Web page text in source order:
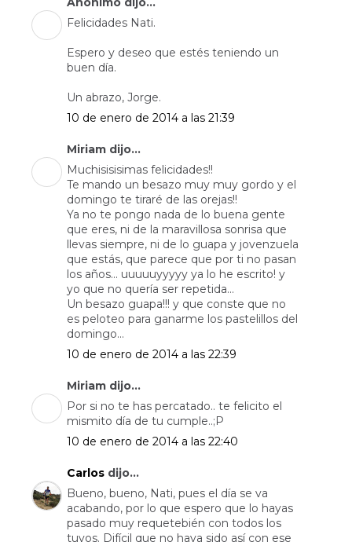
Felicidades Nati.
Espero y deseo que estés teniendo un
buen día.
Un abrazo, Jorge.
10 de enero de 2014 a las 21:39
Miriam dijo...
Muchisisisimas felicidades!!
Te mando un besazo muy muy gordo y el
domingo te tiraré de las orejas!!
Ya no te pongo nada de lo buena gente
que eres, ni de la maravillosa sonrisa que
llevas siempre, ni de lo guapa y jovenzuela
que estás, que parece que por ti no pasan
los años... uuuuuyyyyy ya lo he escrito! y
yo que no quería ser repetida...
Un besazo guapa!!! y que conste que no
es peloteo para ganarme los pastelillos del
domingo...
10 de enero de 2014 a las 22:39
Miriam dijo...
Por si no te has percatado.. te felicito el
mismito día de tu cumple..;P
10 de enero de 2014 a las 22:40
Carlos dijo...
Bueno, bueno, Nati, pues el día se va
acabando, por lo que espero que lo hayas
pasado muy requetebién con todos los
tuyos. Difícil que no haya sido así con ese